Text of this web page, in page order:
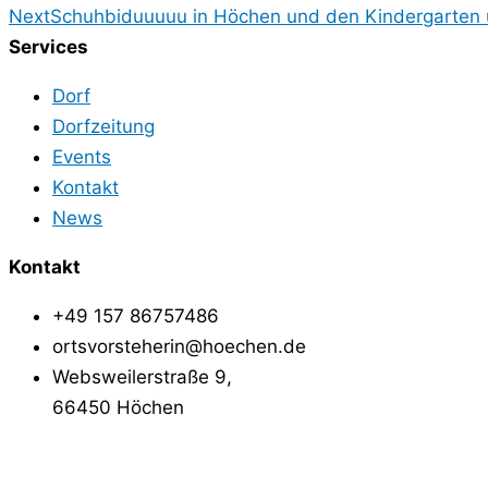
NextSchuhbiduuuuu in Höchen und den Kindergarten
Services
Dorf
Dorfzeitung
Events
Kontakt
News
Kontakt
+49 157 86757486
ortsvorsteherin@hoechen.de
Websweilerstraße 9,
66450 Höchen